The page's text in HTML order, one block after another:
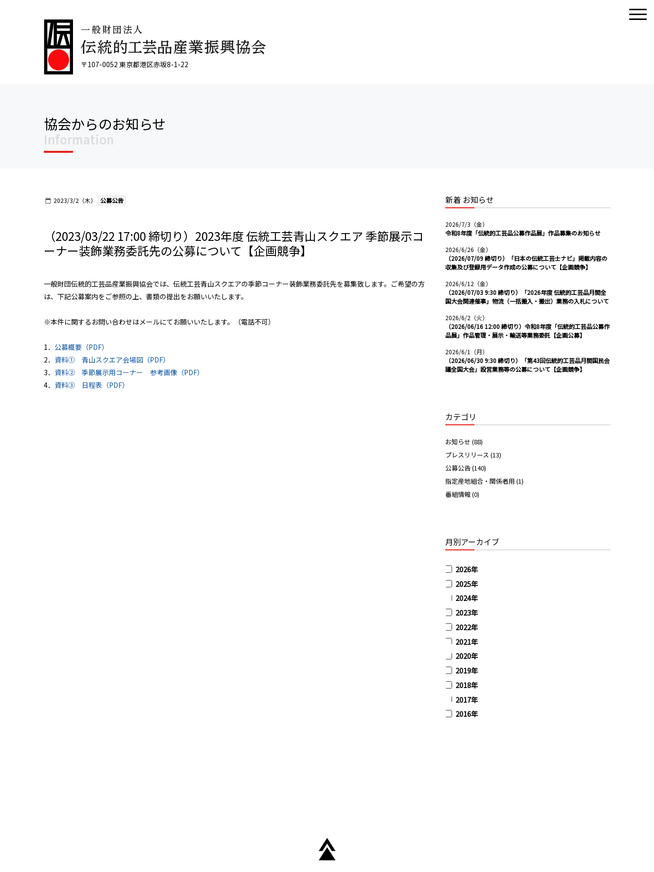
〒107-0052 東京都港区赤坂8-1-22
協会からのお知らせ
Information
2023/3/2（木） 公募公告
（2023/03/22 17:00 締切り）2023年度 伝統工芸青山スクエア 季節展示コ
ーナー装飾業務委託先の公募について【企画競争】
一般財団伝統的工芸品産業振興協会では、伝統工芸青山スクエアの季節コーナー装飾業務委託先を募集致します。ご希望の方
は、下記公募案内をご参照の上、書類の提出をお願いいたします。
※本件に関するお問い合わせはメールにてお願いいたします。（電話不可）
1． 公募概要（PDF）
2． 資料① 青山スクエア会場図（PDF）
3． 資料② 季節展示用コーナー 参考画像（PDF）
4． 資料③ 日程表（PDF）
新着 お知らせ
2026/7/3（金）
令和8年度「伝統的工芸品公募作品展」作品募集のお知らせ
2026/6/26（金）
（2026/07/09 締切り）「日本の伝統工芸士ナビ」掲載内容の
収集及び登録用データ作成の公募について【企画競争】
2026/6/12（金）
（2026/07/03 9:30 締切り）「2026年度 伝統的工芸品月間全
国大会関連催事」物流（一括搬入・搬出）業務の入札について
2026/6/2（火）
（2026/06/16 12:00 締切り）令和8年度「伝統的工芸品公募作
品展」作品管理・展示・輸送等業務委託【企画公募】
2026/6/1（月）
（2026/06/30 9:30 締切り）「第43回伝統的工芸品月間国民会
議全国大会」設営業務等の公募について【企画競争】
カテゴリ
お知らせ (88)
プレスリリース (13)
公募公告 (140)
指定産地組合・関係者用 (1)
番組情報 (0)
月別アーカイブ
2026年
2025年
2024年
2023年
2022年
2021年
2020年
2019年
2018年
2017年
2016年